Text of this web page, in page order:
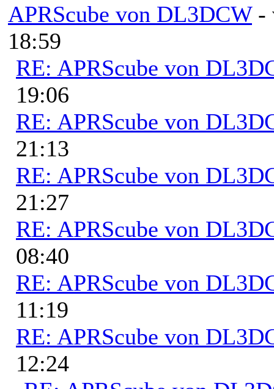
APRScube von DL3DCW -
18:59
RE: APRScube von
19:06
RE: APRScube von
21:13
RE: APRScube von
21:27
RE: APRScube von
08:40
RE: APRScube von
11:19
RE: APRScube von
12:24